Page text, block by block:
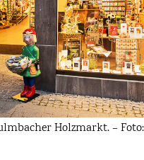
Holzmarkt. – Foto: